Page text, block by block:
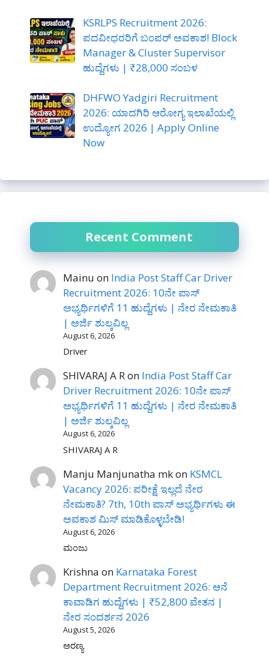
KSRLPS Recruitment 2026:
ಪದವೀಧರರಿಗೆ ಬಂಪರ್ ಅವಕಾಶ! Block
Manager & Cluster Supervisor
ಹುದ್ದೆಗಳು | ₹28,000 ಸಂಬಳ
DHFWO Yadgiri Recruitment
2026: ಯಾದಗಿರಿ ಆರೋಗ್ಯ ಇಲಾಖೆಯಲ್ಲಿ
ಉದ್ಯೋಗ 2026 | Apply Online
Now
Recent Comment
Mainu on India Post Staff Car Driver
Recruitment 2026: 10ನೇ ಪಾಸ್
ಅಭ್ಯರ್ಥಿಗಳಿಗೆ 11 ಹುದ್ದೆಗಳು | ನೇರ ನೇಮಕಾತಿ
| ಅರ್ಜಿ ಶುಲ್ಕವಿಲ್ಲ
August 6, 2026
Driver
SHIVARAJ A Ron India Post Staff Car
Driver Recruitment 2026: 10ನೇ ಪಾಸ್
ಅಭ್ಯರ್ಥಿಗಳಿಗೆ 11 ಹುದ್ದೆಗಳು | ನೇರ ನೇಮಕಾತಿ
| ಅರ್ಜಿ ಶುಲ್ಕವಿಲ್ಲ
August 6, 2026
SHIVARAJ A R
Manju Manjunatha mkon KSMCL
Vacancy 2026: ಪರೀಕ್ಷೆ ಇಲ್ಲದೆ ನೇರ
ನೇಮಕಾತಿ? 7th, 10th ಪಾಸ್ ಅಭ್ಯರ್ಥಿಗಳು ಈ
ಅವಕಾಶ ಮಿಸ್ ಮಾಡಿಕೊಳ್ಳಬೇಡಿ!
August 6, 2026
ಮಂಜು
Krishna on Karnataka Forest
Department Recruitment 2026: ಆನೆ
ಕಾವಾಡಿಗ ಹುದ್ದೆಗಳು | ₹52,800 ವೇತನ |
ನೇರ ಸಂದರ್ಶನ 2026
August 5, 2026
ಅರಣ್ಯ